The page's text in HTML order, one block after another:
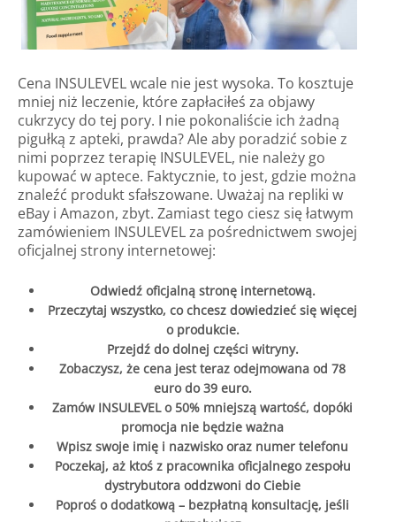
Cena INSULEVEL wcale nie jest wysoka. To kosztuje
mniej niż leczenie, które zapłaciłeś za objawy
cukrzycy do tej pory. I nie pokonaliście ich żadną
pigułką z apteki, prawda? Ale aby poradzić sobie z
nimi poprzez terapię INSULEVEL, nie należy go
kupować w aptece. Faktycznie, to jest, gdzie można
znaleźć produkt sfałszowane. Uważaj na repliki w
eBay i Amazon, zbyt. Zamiast tego ciesz się łatwym
zamówieniem INSULEVEL za pośrednictwem swojej
oficjalnej strony internetowej:
Odwiedź oficjalną stronę internetową.
Przeczytaj wszystko, co chcesz dowiedzieć się więcej
o produkcie.
Przejdź do dolnej części witryny.
Zobaczysz, że cena jest teraz odejmowana od 78
euro do 39 euro.
Zamów INSULEVEL o 50% mniejszą wartość, dopóki
promocja nie będzie ważna
Wpisz swoje imię i nazwisko oraz numer telefonu
Poczekaj, aż ktoś z pracownika oficjalnego zespołu
dystrybutora oddzwoni do Ciebie
Poproś o dodatkową – bezpłatną konsultację, jeśli